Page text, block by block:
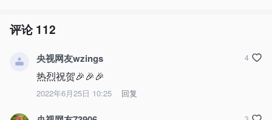
评论112
央视网友wzings
热烈祝贺🎉🎉🎉
2022年6月25日 10:25 回复
4